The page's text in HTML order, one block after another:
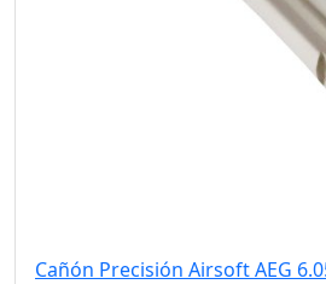
Cañón Precisión Airsoft AEG